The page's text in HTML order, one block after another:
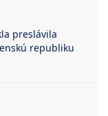
preslávila
republiku